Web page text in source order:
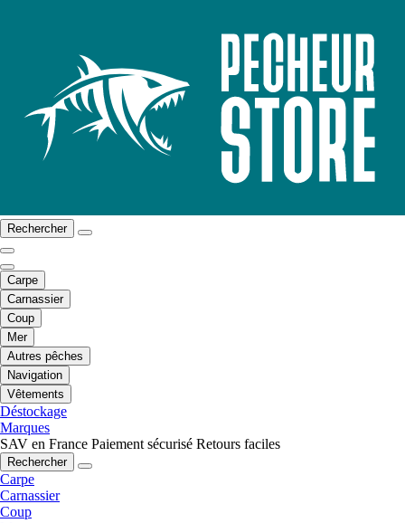
Rechercher
Carpe
Carnassier
Coup
Mer
Autres pêches
Navigation
Vêtements
Déstockage
Marques
SAV en France Paiement sécurisé Retours faciles
Rechercher
Carpe
Carnassier
Coup